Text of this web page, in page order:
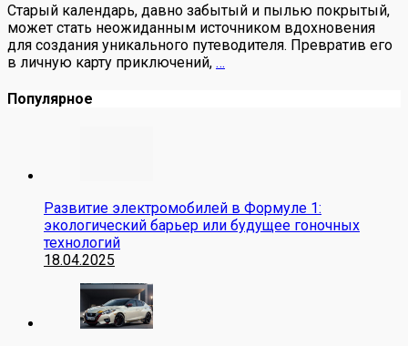
Старый календарь, давно забытый и пылью покрытый,
может стать неожиданным источником вдохновения
для создания уникального путеводителя. Превратив его
в личную карту приключений, …
Популярное
Развитие электромобилей в Формуле 1:
экологический барьер или будущее гоночных
технологий
18.04.2025